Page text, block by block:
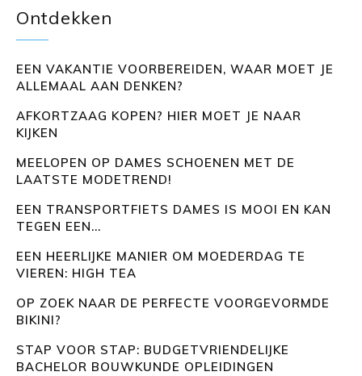
Ontdekken
EEN VAKANTIE VOORBEREIDEN, WAAR MOET JE
ALLEMAAL AAN DENKEN?
AFKORTZAAG KOPEN? HIER MOET JE NAAR
KIJKEN
MEELOPEN OP DAMES SCHOENEN MET DE
LAATSTE MODETREND!
EEN TRANSPORTFIETS DAMES IS MOOI EN KAN
TEGEN EEN...
EEN HEERLIJKE MANIER OM MOEDERDAG TE
VIEREN: HIGH TEA
OP ZOEK NAAR DE PERFECTE VOORGEVORMDE
BIKINI?
STAP VOOR STAP: BUDGETVRIENDELIJKE
BACHELOR BOUWKUNDE OPLEIDINGEN